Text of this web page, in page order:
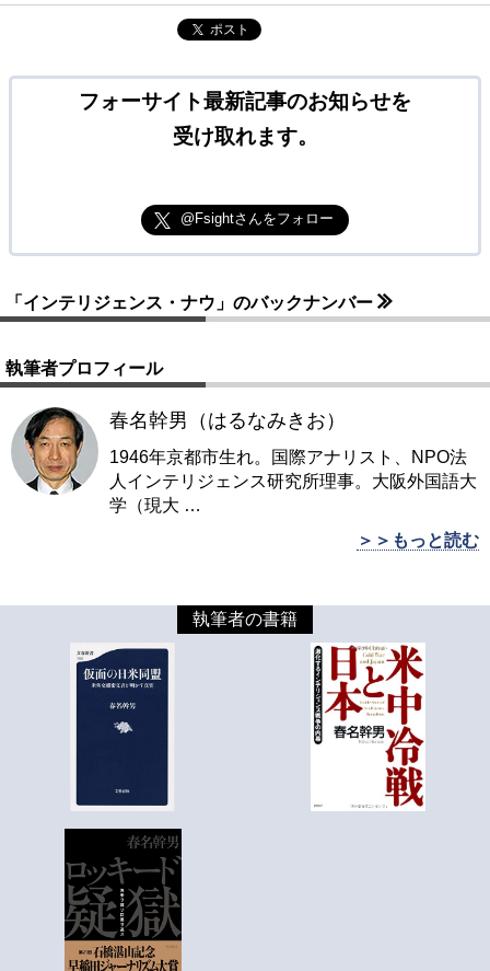
ポスト
フォーサイト最新記事のお知らせを
受け取れます。
@Fsightさんをフォロー
「インテリジェンス・ナウ」のバックナンバー
執筆者プロフィール
春名幹男（はるなみきお）
1946年京都市生れ。国際アナリスト、NPO法
人インテリジェンス研究所理事。大阪外国語大
学（現大 …
＞＞もっと読む
執筆者の書籍